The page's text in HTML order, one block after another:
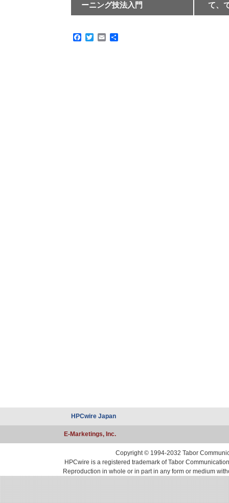
ーニング技法入門
て、
Facebook
TwitterEmail
共
HPCwire Japan
E-Marketings, Inc.
Copyright © 1994-2032 Tabor
HPCwire is a registered trademark of Tabor
Reproduction in whole or in part in any form or medium